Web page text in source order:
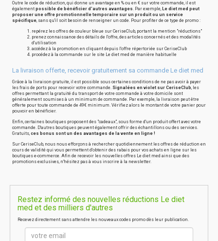
Outre le code de réduction, qui donne un avantage en % ou en € sur votre commande, il est
également possible de bénéficier d'autres avantages. Par exemple, Le diet med peut
proposer une offre promotionnelle temporaire sur un produit ou un service
spécifique, sans qu'il soit besoin de renseigner un code. Pour profiter de ce type de promo :
repérez les offres de couleur bleue sur CeriseClub, portant la mention "réductions"
prenez connaissance des détails de l'offre, des articles concernés et des modalités
d'utilisation
accédez à la promotion en cliquant depuis l'offre répertoriée sur CeriseClub
procédez à la commande sur le site Le diet med de manière habituelle
La livraison offerte, recevoir gratuitement sa commande Le diet med
Grâce à la livraison gratuite, il est possible sous certaines conditions de ne pas avoir à payer
les frais de ports pour recevoir votre commande. Signalées en violet sur CeriseClub, les
offres permettant la gratuité du transport de votre commande à votre domicile sont
généralement soumises à un minimum de commande. Par exemple, la livraison peut être
offerte pour toute commande de 49€ minimum. Vérifiez alors le montant de votre panier pour
pouvoir en bénéficier.
Enfin, certaines boutiques proposent des "cadeaux", sous forme d'un produit offert avec votre
commande. D'autres boutiques peuvent également offrir des échantillons ou des services.
Gratuits, ces bonus sont un des avantages de la vente en ligne !
Sur CeriseClub, nous nous efforçons à rechercher quotidiennement les offres de réduction en
cours de validité qui vous permettent d'obtenir des rabais pour vos achats en ligne sur les
boutiques e-commerce. Afin de recevoir les nouvelles offres Le diet med ainsi que des
promotions exclusives, n'hésitez pas à vous inscrire à la newsletter.
Restez informé des nouvelles réductions Le diet
med et des milliers d'autres
Recevez directement sans attendre les nouveaux codes promo dès leur publication.